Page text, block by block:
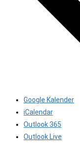
Google Kalender
iCalendar
Outlook 365
Outlook Live